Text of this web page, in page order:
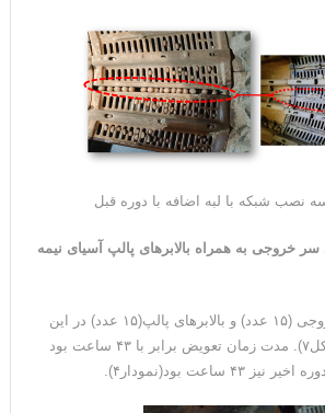
خروجی به همراه بالابرهای پالپ آسیای نیمه
آسترهای میانی سر خروجی (۱۵ عدد) و بالابر‌های پالپ(۱۵ عدد) در این
دوره تعویض شدند (شکل۷). مدت زمان تعویض برابر با ۴۳ ساعت بود
بود(نمودار۴).